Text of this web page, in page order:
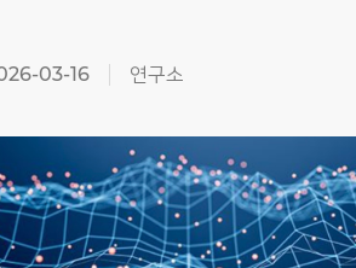
03-16 연구소